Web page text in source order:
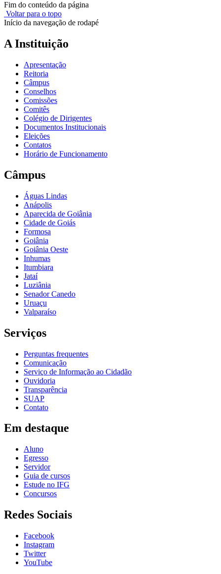
Fim do conteúdo da página
Voltar para o topo
Início da navegação de rodapé
A Instituição
Apresentação
Reitoria
Câmpus
Conselhos
Comissões
Comitês
Colégio de Dirigentes
Documentos Institucionais
Eleições
Contatos
Horário de Funcionamento
Câmpus
Águas Lindas
Anápolis
Aparecida de Goiânia
Cidade de Goiás
Formosa
Goiânia
Goiânia Oeste
Inhumas
Itumbiara
Jataí
Luziânia
Senador Canedo
Uruaçu
Valparaíso
Serviços
Perguntas frequentes
Comunicação
Serviço de Informação ao Cidadão
Ouvidoria
Transparência
SUAP
Contato
Em destaque
Aluno
Egresso
Servidor
Guia de cursos
Estude no IFG
Concursos
Redes Sociais
Facebook
Instagram
Twitter
YouTube